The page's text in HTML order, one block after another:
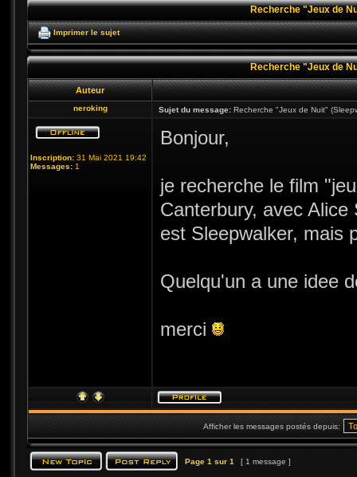
Recherche "Jeux de
Imprimer le sujet
Recherche "Jeux de
Auteur
neroking Sujet du message: Recherche "Jeux de Nuit"
Inscription: 31 Mai 2021 19:42
Messages: 1
Bonjour,
je recherche le film
Canterbury, avec
est Sleepwalker, mais
Quelqu'un a une idee
merci
Afficher les messages postés depuis:
Page 1 sur 1 [ 1 message ]